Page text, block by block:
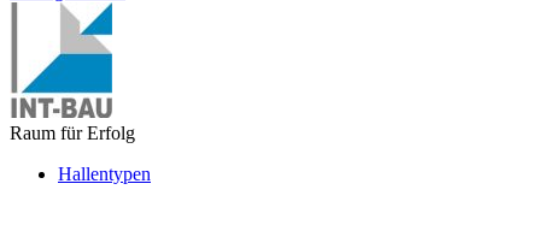
Raum für Erfolg
Hallentypen